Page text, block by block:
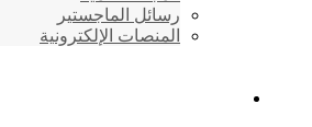
رسائل الماجستير
المنصات الإلكترونية